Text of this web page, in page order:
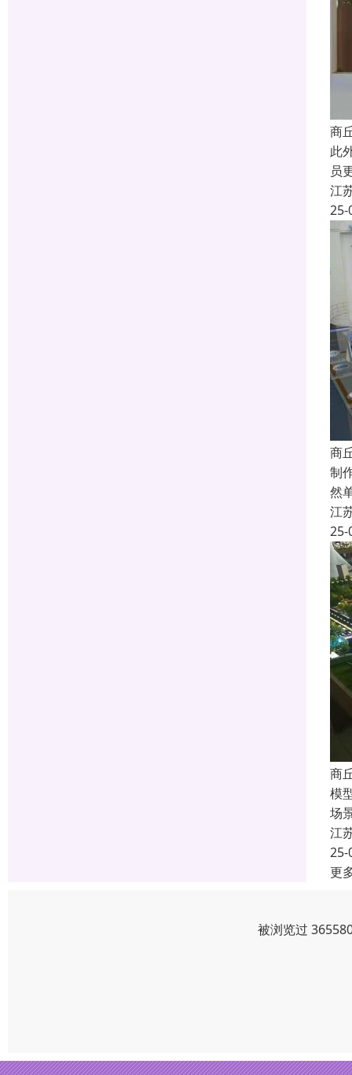
商
此
员
江
25-
商
制
然
江
25-
商
模
场
江
25-
更
被浏览过